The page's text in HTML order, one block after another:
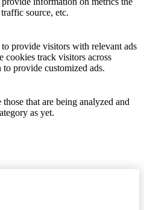
source, etc.
provide visitors with relevant ads
cookies track visitors across
provide customized ads.
that are being analyzed and
as yet.